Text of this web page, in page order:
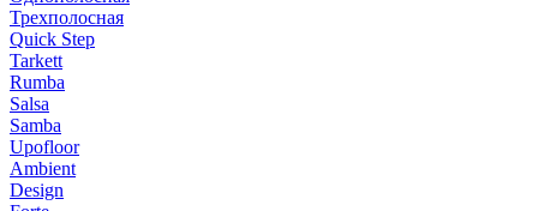
Трехполосная
Quick Step
Tarkett
Rumba
Salsa
Samba
Upofloor
Ambient
Design